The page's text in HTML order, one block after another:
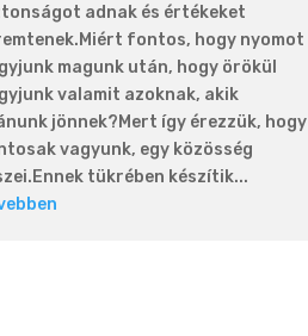
adnak és értékeket
fontos, hogy nyomot
magunk után, hogy örökül
valamit azoknak, akik
jönnek?Mert így érezzük, hogy
vagyunk, egy közösség
tükrében készítik...